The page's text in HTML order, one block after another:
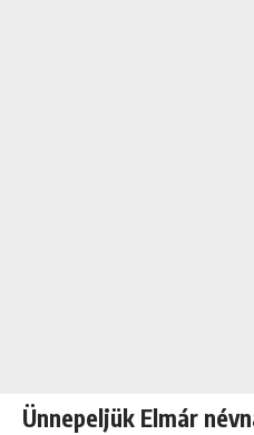
Ünnepeljük Elmár